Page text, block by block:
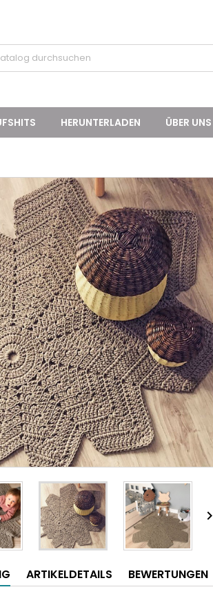
HERUNTERLADEN ÜBER UNS

ARTIKELDETAILS BEWERTUNGEN